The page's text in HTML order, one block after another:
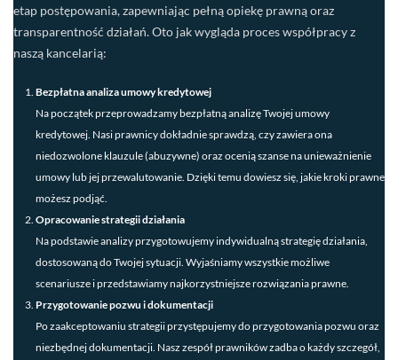
etap postępowania, zapewniając pełną opiekę prawną oraz
transparentność działań. Oto jak wygląda proces współpracy z
naszą kancelarią:
Bezpłatna analiza umowy kredytowej
Na początek przeprowadzamy bezpłatną analizę Twojej umowy
kredytowej. Nasi prawnicy dokładnie sprawdzą, czy zawiera ona
niedozwolone klauzule (abuzywne) oraz ocenią szanse na unieważnienie
umowy lub jej przewalutowanie. Dzięki temu dowiesz się, jakie kroki prawne
możesz podjąć.
Opracowanie strategii działania
Na podstawie analizy przygotowujemy indywidualną strategię działania,
dostosowaną do Twojej sytuacji. Wyjaśniamy wszystkie możliwe
scenariusze i przedstawiamy najkorzystniejsze rozwiązania prawne.
Przygotowanie pozwu i dokumentacji
Po zaakceptowaniu strategii przystępujemy do przygotowania pozwu oraz
niezbędnej dokumentacji. Nasz zespół prawników zadba o każdy szczegół,